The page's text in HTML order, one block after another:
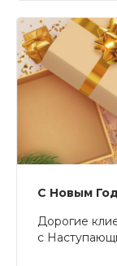
С Новым
Дорогие
с